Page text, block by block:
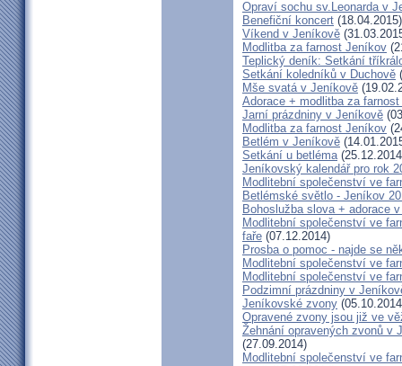
Opraví sochu sv.Leonarda v
Benefiční koncert (18.04.2015)
Víkend v Jeníkově
Modlitba za farnost Jeníkov
Teplický deník: Setkání
Setkání koledníků v Duchově
Mše svatá v Jeníkově
Adorace + modlitba za
Jarní prázdniny v Jeníkově
Modlitba za farnost Jeníkov
Betlém v Jeníkově
Setkání u betléma
Jeníkovský kalendář pro rok
Modlitební společenství ve
Betlémské světlo - Jeníkov
Bohoslužba slova + adorace
Modlitební společenství ve
faře (07.12.2014)
Prosba o pomoc - najde se
Modlitební společenství ve
Modlitební společenství ve
Podzimní prázdniny v
Jeníkovské zvony
Opravené zvony jsou již ve
Žehnání opravených zvonů v
(27.09.2014)
Modlitební společenství ve